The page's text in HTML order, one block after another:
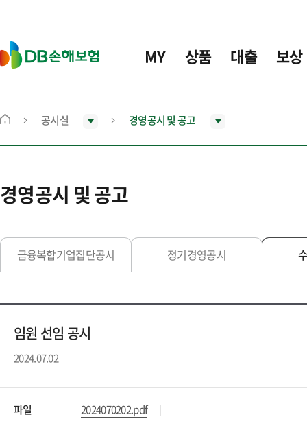
D
B
보
MY 상품 대출 보상
메
으
로
동
공시실 경영공시 및 공고
경영공시 및 공고
금융복합기업집단공시 정기경영공시
임원 선임 공시
2024.07.02
파일 2024070202.pdf